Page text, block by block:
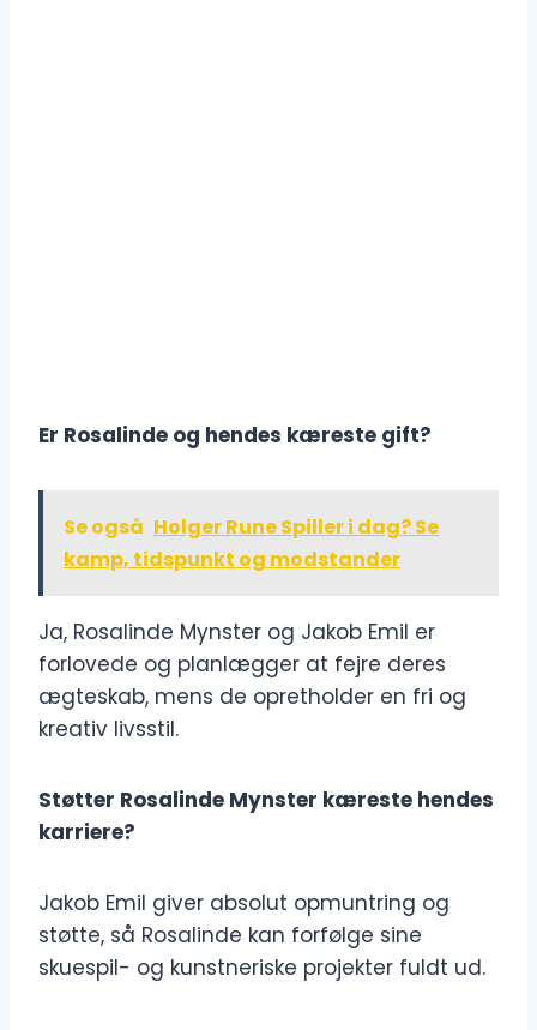
Er Rosalinde og hendes kæreste gift?
Se også Holger Rune Spiller i dag? Se
kamp, tidspunkt og modstander
Ja, Rosalinde Mynster og Jakob Emil er
forlovede og planlægger at fejre deres
ægteskab, mens de opretholder en fri og
kreativ livsstil.
Støtter Rosalinde Mynster kæreste hendes
karriere?
Jakob Emil giver absolut opmuntring og
støtte, så Rosalinde kan forfølge sine
skuespil- og kunstneriske projekter fuldt ud.